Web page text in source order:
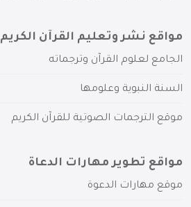
مواقع نشر وتعليم القرآن الكريم
الجامع لعلوم القرآن وترجماته
السنة النبوية وعلومها
موقع الترجمات الصوتية للقرآن الكريم
مواقع تطوير مهارات الدعاة
موقع مهارات الدعوة